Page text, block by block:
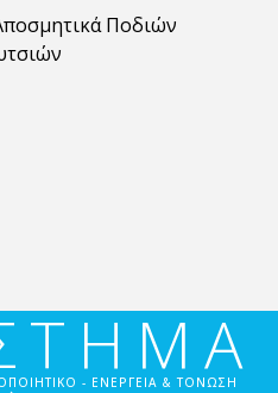
Ποδιών
- ΕΝΈΡΓΕΙΑ & ΤΌΝΩΣΗ